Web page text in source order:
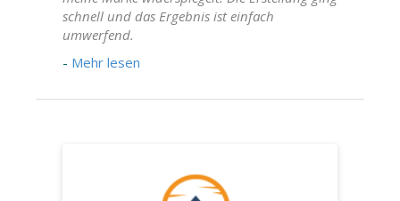
schnell und das Ergebnis ist einfach
umwerfend.
- Mehr lesen